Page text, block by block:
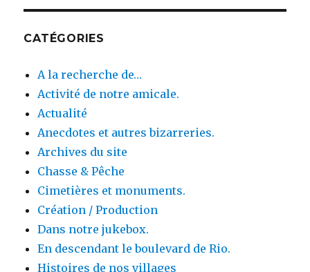
CATÉGORIES
A la recherche de…
Activité de notre amicale.
Actualité
Anecdotes et autres bizarreries.
Archives du site
Chasse & Pêche
Cimetières et monuments.
Création / Production
Dans notre jukebox.
En descendant le boulevard de Rio.
Histoires de nos villages